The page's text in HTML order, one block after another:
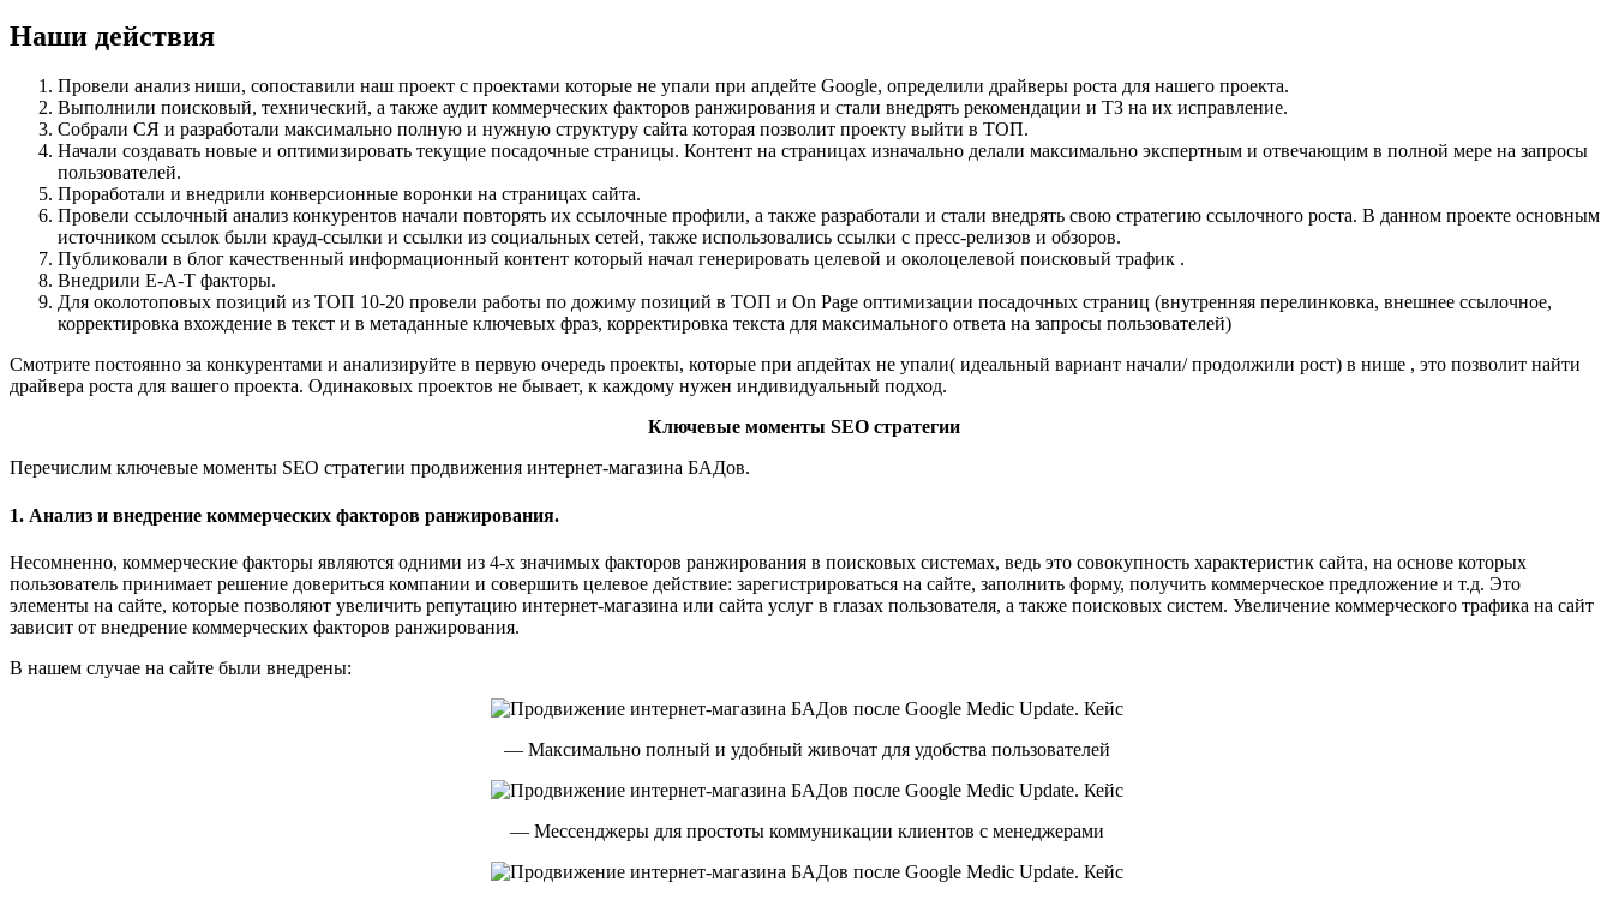
Наши действия
Провели анализ ниши, сопоставили наш проект с проектами которые не упали при апдейте Google, определили драйверы роста для нашего проекта.
Выполнили поисковый, технический, а также аудит коммерческих факторов ранжирования и стали внедрять рекомендации и ТЗ на их исправление.
Собрали СЯ и разработали максимально полную и нужную структуру сайта которая позволит проекту выйти в ТОП.
Начали создавать новые и оптимизировать текущие посадочные страницы. Контент на страницах изначально делали максимально экспертным и отвечающим в полной мере на запросы
пользователей.
Проработали и внедрили конверсионные воронки на страницах сайта.
Провели ссылочный анализ конкурентов начали повторять их ссылочные профили, а также разработали и стали внедрять свою стратегию ссылочного роста. В данном проекте основным
источником ссылок были крауд-ссылки и ссылки из социальных сетей, также использовались ссылки с пресс-релизов и обзоров.
Публиковали в блог качественный информационный контент который начал генерировать целевой и околоцелевой поисковый трафик .
Внедрили E-A-T факторы.
Для околотоповых позиций из ТОП 10-20 провели работы по дожиму позиций в ТОП и On Page оптимизации посадочных страниц (внутренняя перелинковка, внешнее ссылочное,
корректировка вхождение в текст и в метаданные ключевых фраз, корректировка текста для максимального ответа на запросы пользователей)
Смотрите постоянно за конкурентами и анализируйте в первую очередь проекты, которые при апдейтах не упали( идеальный вариант начали/ продолжили рост) в нише , это позволит найти
драйвера роста для вашего проекта. Одинаковых проектов не бывает, к каждому нужен индивидуальный подход.
Ключевые моменты SEO стратегии
Перечислим ключевые моменты SEO стратегии продвижения интернет-магазина БАДов.
1. Анализ и внедрение коммерческих факторов ранжирования.
Несомненно, коммерческие факторы являются одними из 4-х значимых факторов ранжирования в поисковых системах, ведь это совокупность характеристик сайта, на основе которых
пользователь принимает решение довериться компании и совершить целевое действие: зарегистрироваться на сайте, заполнить форму, получить коммерческое предложение и т.д. Это
элементы на сайте, которые позволяют увеличить репутацию интернет-магазина или сайта услуг в глазах пользователя, а также поисковых систем. Увеличение коммерческого трафика на сайт
зависит от внедрение коммерческих факторов ранжирования.
В нашем случае на сайте были внедрены:
— Максимально полный и удобный живочат для удобства пользователей
— Мессенджеры для простоты коммуникации клиентов с менеджерами